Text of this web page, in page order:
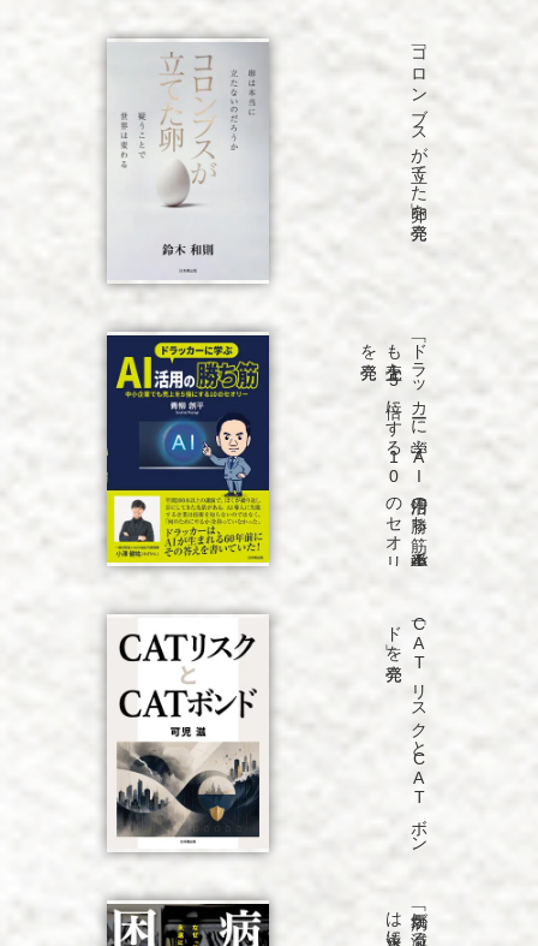
「コロンブスが立てた卵」を発売
「ド
ラ
ッ
カ
ーに
学ぶ
A
I
活用の
勝ち
筋
中小企業で
も
売上を
5
倍に
す
る
1
0
の
セ
オ
リ
ー」
を
発売
「C
A
T
リ
ス
ク
と
C
A
T
ボ
ン
ド
」を
発売